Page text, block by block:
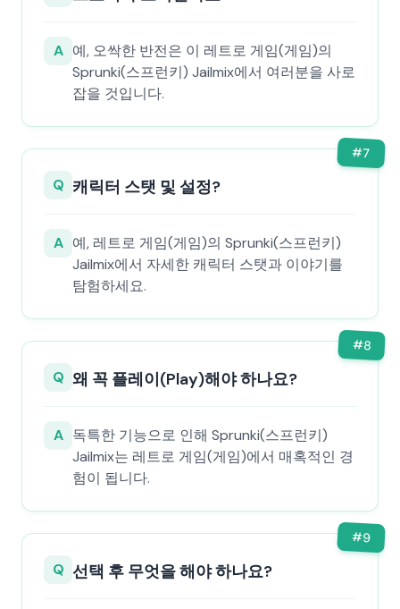
A 예, 오싹한 반전은 이 레트로 게임(게임)의
Sprunki(스프런키) Jailmix에서 여러분을 사로
잡을 것입니다.
#7
Q 캐릭터 스탯 및 설정?
A 예, 레트로 게임(게임)의 Sprunki(스프런키)
Jailmix에서 자세한 캐릭터 스탯과 이야기를
탐험하세요.
#8
Q 왜 꼭 플레이(Play)해야 하나요?
A 독특한 기능으로 인해 Sprunki(스프런키)
Jailmix는 레트로 게임(게임)에서 매혹적인 경
험이 됩니다.
#9
Q 선택 후 무엇을 해야 하나요?